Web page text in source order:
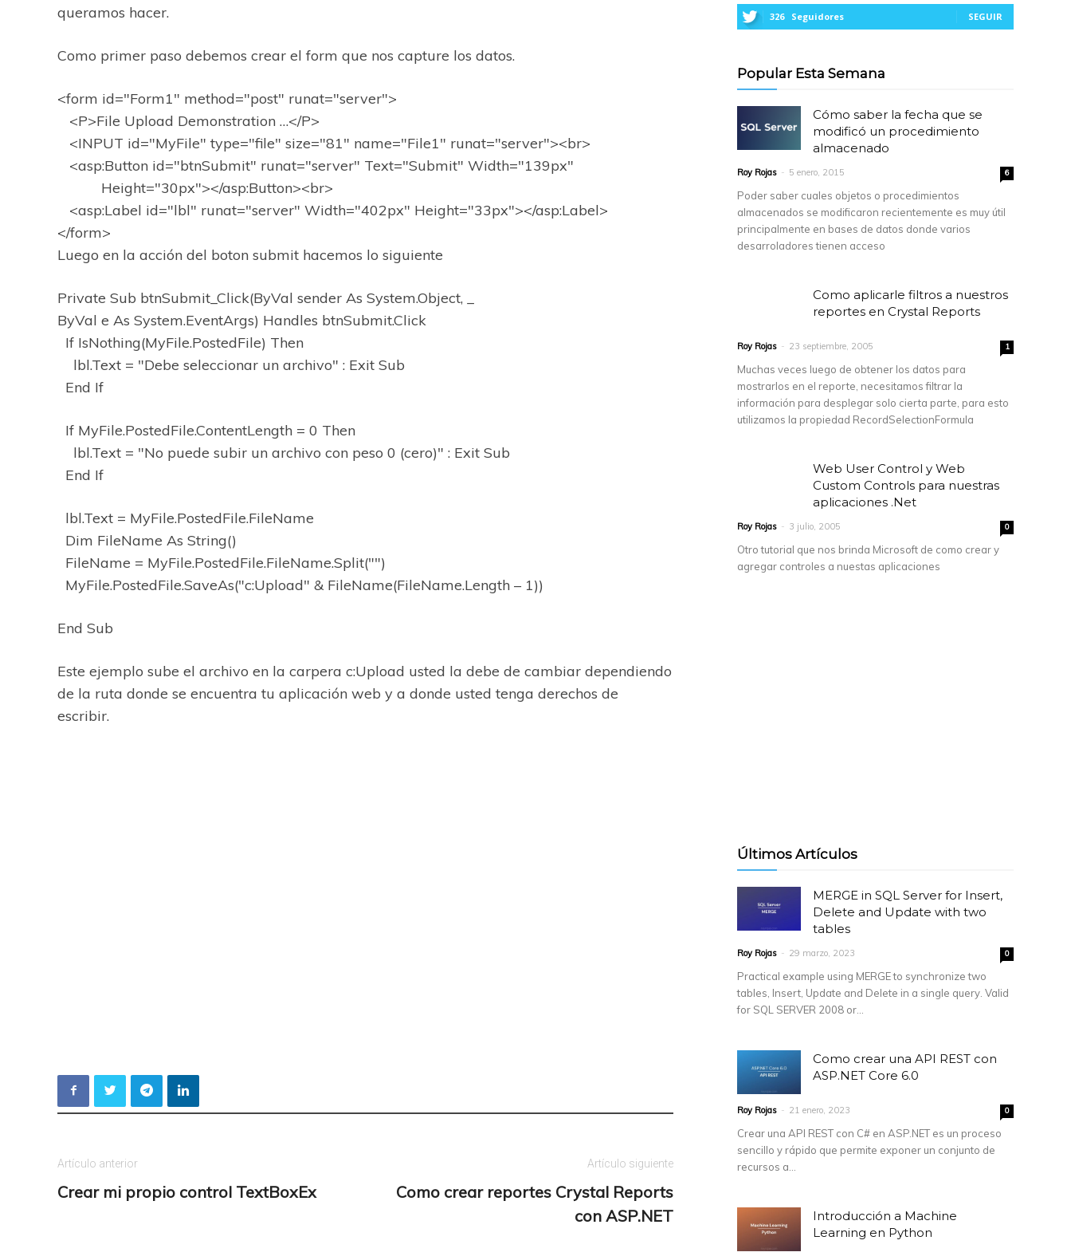
queramos hacer.
Como primer paso debemos crear el form que nos capture los datos.
<form id="Form1" method="post" runat="server">
<P>File Upload Demonstration …</P>
<INPUT id="MyFile" type="file" size="81" name="File1" runat="server"><br>
<asp:Button id="btnSubmit" runat="server" Text="Submit" Width="139px"
Height="30px"></asp:Button><br>
<asp:Label id="lbl" runat="server" Width="402px" Height="33px"></asp:Label>
</form>
Luego en la acción del boton submit hacemos lo siguiente
Private Sub btnSubmit_Click(ByVal sender As System.Object, _
ByVal e As System.EventArgs) Handles btnSubmit.Click
If IsNothing(MyFile.PostedFile) Then
lbl.Text = "Debe seleccionar un archivo" : Exit Sub
End If
If MyFile.PostedFile.ContentLength = 0 Then
lbl.Text = "No puede subir un archivo con peso 0 (cero)" : Exit Sub
End If
lbl.Text = MyFile.PostedFile.FileName
Dim FileName As String()
FileName = MyFile.PostedFile.FileName.Split("")
MyFile.PostedFile.SaveAs("c:Upload" & FileName(FileName.Length – 1))
End Sub
Este ejemplo sube el archivo en la carpera c:Upload usted la debe de cambiar dependiendo
de la ruta donde se encuentra tu aplicación web y a donde usted tenga derechos de
escribir.
Artículo anterior
Crear mi propio control TextBoxEx
Artículo siguiente
Como crear reportes Crystal Reports
con ASP.NET
326 Seguidores SEGUIR
Popular Esta Semana
Cómo saber la fecha que se
modificó un procedimiento
almacenado
Roy Rojas - 5 enero, 2015 6
Poder saber cuales objetos o procedimientos
almacenados se modificaron recientemente es muy útil
principalmente en bases de datos donde varios
desarroladores tienen acceso
Como aplicarle filtros a nuestros
reportes en Crystal Reports
Roy Rojas - 23 septiembre, 2005 1
Muchas veces luego de obtener los datos para
mostrarlos en el reporte, necesitamos filtrar la
información para desplegar solo cierta parte, para esto
utilizamos la propiedad RecordSelectionFormula
Web User Control y Web
Custom Controls para nuestras
aplicaciones .Net
Roy Rojas - 3 julio, 2005 0
Otro tutorial que nos brinda Microsoft de como crear y
agregar controles a nuestas aplicaciones
Últimos Artículos
MERGE in SQL Server for Insert,
Delete and Update with two
tables
Roy Rojas - 29 marzo, 2023 0
Practical example using MERGE to synchronize two
tables, Insert, Update and Delete in a single query. Valid
for SQL SERVER 2008 or...
Como crear una API REST con
ASP.NET Core 6.0
Roy Rojas - 21 enero, 2023 0
Crear una API REST con C# en ASP.NET es un proceso
sencillo y rápido que permite exponer un conjunto de
recursos a...
Introducción a Machine
Learning en Python